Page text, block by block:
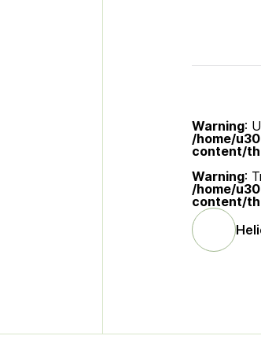
Warning:
/home/
content/
Warning:
/home/
content/